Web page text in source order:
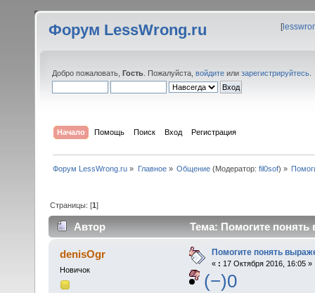
Форум LessWrong.ru [
Добро пожаловать, Гость . Пожалуйста, войдите или зарегистрируйтесь
Начало Помощь Поиск Вход Регистрация
Форум LessWrong.ru » Главное» Общение(Модератор: fil0sof) »
Страницы: [1]
Автор Тема: Помогите понять
denisOgr
Новичок
Помогите понять
« : 17 Октября 2016, 16:05 »
(−)0